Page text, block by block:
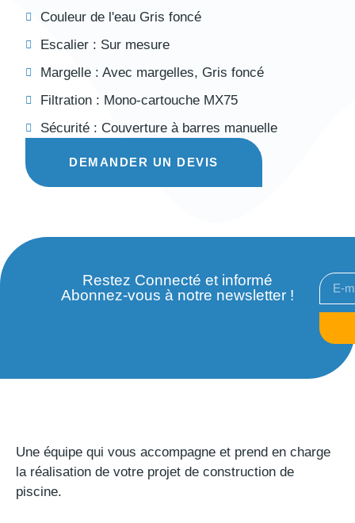
Couleur de l'eau Gris foncé
Escalier : Sur mesure
Margelle :Avec margelles, Gris foncé
Filtration : Mono-cartouche MX75
Sécurité : Couverture à barres manuelle
DEMANDER UN DEVIS
Restez Connecté et informé
Abonnez-vous à notre newsletter !
Une équipe qui vous accompagne et prend en charge
la réalisation de votre projet de construction de
piscine.